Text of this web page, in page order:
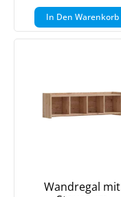
In Den Warenkorb
Wandregal mit